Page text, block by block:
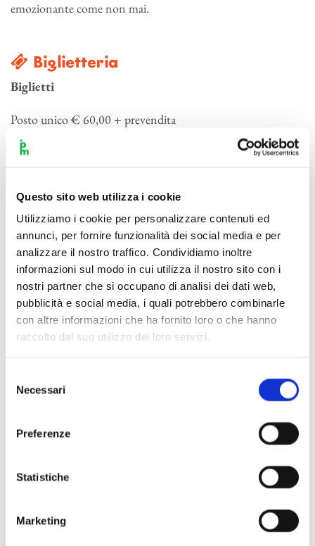
Questo sito web utilizza i cookie
Utilizziamo i cookie per personalizzare contenuti ed
annunci, per fornire funzionalità dei social media e per
analizzare il nostro traffico. Condividiamo inoltre
informazioni sul modo in cui utilizza il nostro sito con i
nostri partner che si occupano di analisi dei dati web,
pubblicità e social media, i quali potrebbero combinarle
con altre informazioni che ha fornito loro o che hanno
raccolto dal suo utilizzo dei loro servizi.
delNecessari
Preferenze
Statistiche
Marketing
emozionante come non mai.
Biglietteria
Biglietti
Posto unico € 60,00 + prevendita
Speciale Abbonati Pomeriggi Musicali € 50,00 + prevendita
Concerto di San Silvestro
Orchestra I Pomeriggi Musicali
DirettoreDaniele Agiman
Tenore Takuya Fujita
SopranoGabriëlle Mouhlen
Brindisi di mezzanotte con gli Artisti
Note di sala
Sinfonia, da Oberto
quella pira, da Il trovatore
Preludio atto primo – duetto Un dì felice eterea – aria
Violetta è strano… Sempre libera degg’io, da La traviata
Duetto Teco io sto, da Un ballo in maschera